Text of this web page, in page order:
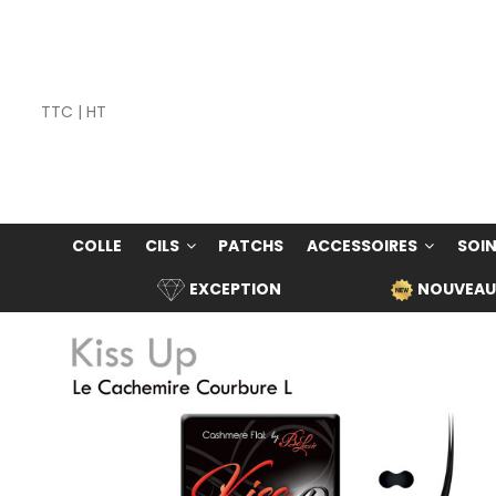
TTC | HT
COLLE CILS PATCHS ACCESSOIRES
EXCEPTION